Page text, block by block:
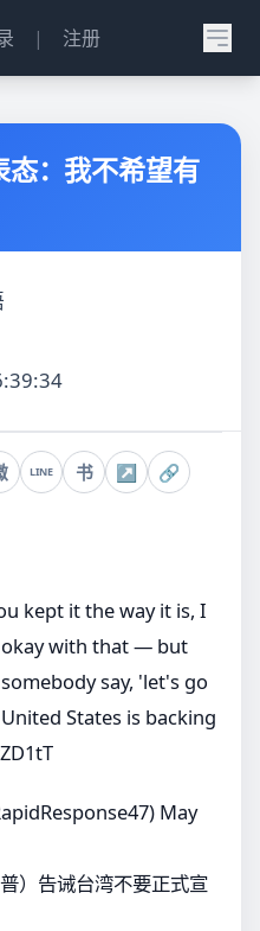
| 注册
：我不希望有
LINE 书 ↗ 🔗
kept it the way it is, I
with that — but
say, 'let's go
States is backing
May
）告诫台湾不要正式宣